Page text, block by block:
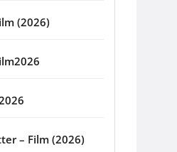
(2026)
– Film (2026)